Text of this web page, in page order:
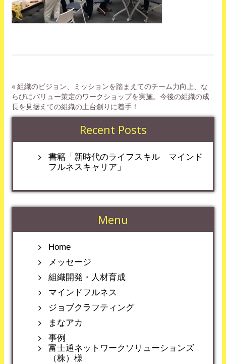
« 組織のビジョン、ミッションを踏まえてのチーム力向上、な
らびにバリュー策定のワークショップを実施。今後の組織の成
長を見据えての組織の土台創りに着手！
Recent Posts
書籍「新時代のライフスキル マインド
フルネスキャリア」
Menu
Home
メッセージ
組織開発・人材育成
マインドフルネス
ジョブクラフティング
まなアカ
事例
富士通ネットワークソリューションズ
（株）様